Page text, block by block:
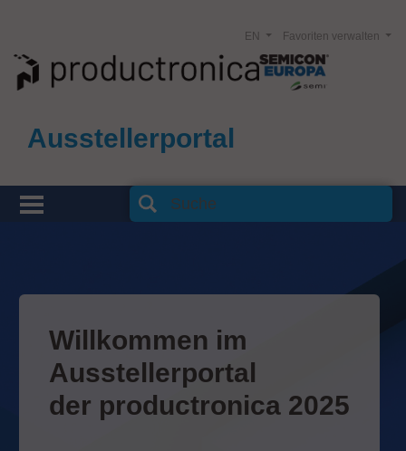
Ausstellerportal
Favoriten verwalten
EN
Willkommen im
Ausstellerportal
der productronica 2025